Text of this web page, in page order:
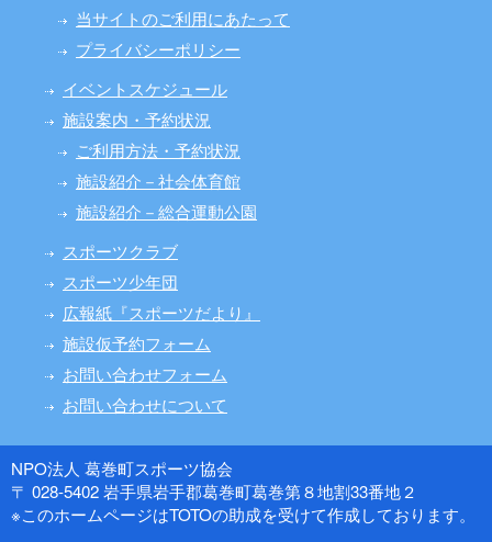
当サイトのご利用にあたって
プライバシーポリシー
イベントスケジュール
施設案内・予約状況
ご利用方法・予約状況
施設紹介－社会体育館
施設紹介－総合運動公園
スポーツクラブ
スポーツ少年団
広報紙『スポーツだより』
施設仮予約フォーム
お問い合わせフォーム
お問い合わせについて
NPO法人 葛巻町スポーツ協会
〒 028-5402 岩手県岩手郡葛巻町葛巻第８地割33番地２
※このホームページはTOTOの助成を受けて作成しております。